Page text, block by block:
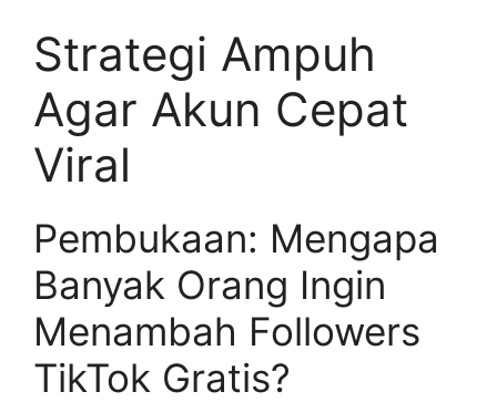
Strategi Ampuh
Agar Akun Cepat
Viral
Pembukaan: Mengapa
Banyak Orang Ingin
Menambah Followers
TikTok Gratis?